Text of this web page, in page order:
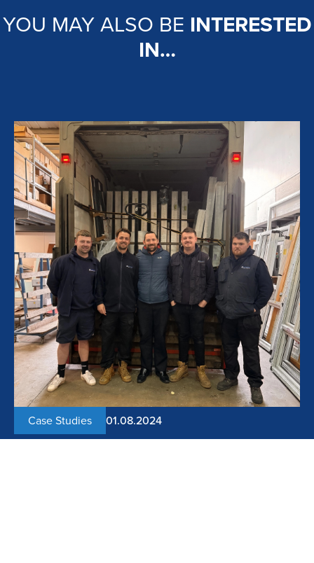
YOU MAY ALSO BE INTERESTED
IN…
Case Studies 01.08.2024